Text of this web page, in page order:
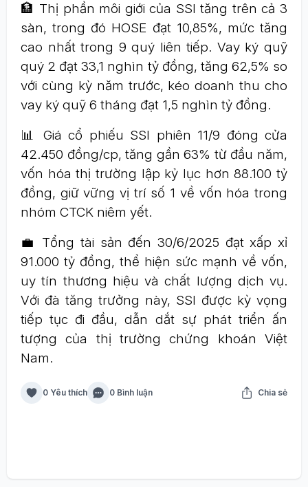
🏦 Thị phần môi giới của SSI tăng trên cả 3
sàn, trong đó HOSE đạt 10,85%, mức tăng
cao nhất trong 9 quý liên tiếp. Vay ký quỹ
quý 2 đạt 33,1 nghìn tỷ đồng, tăng 62,5% so
với cùng kỳ năm trước, kéo doanh thu cho
vay ký quỹ 6 tháng đạt 1,5 nghìn tỷ đồng.
📊 Giá cổ phiếu SSI phiên 11/9 đóng cửa
42.450 đồng/cp, tăng gần 63% từ đầu năm,
vốn hóa thị trường lập kỷ lục hơn 88.100 tỷ
đồng, giữ vững vị trí số 1 về vốn hóa trong
nhóm CTCK niêm yết.
💼 Tổng tài sản đến 30/6/2025 đạt xấp xỉ
91.000 tỷ đồng, thể hiện sức mạnh về vốn,
uy tín thương hiệu và chất lượng dịch vụ.
Với đà tăng trưởng này, SSI được kỳ vọng
tiếp tục đi đầu, dẫn dắt sự phát triển ấn
tượng của thị trường chứng khoán Việt
Nam.
0 Yêu thích 0 Bình luận Chia sẻ